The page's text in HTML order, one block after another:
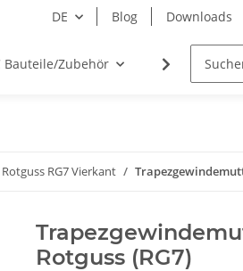
DE Blog Downloads
Bauteile/Zubehör Elektro
Rotguss RG7 Vierkant
Rotguss (RG7)